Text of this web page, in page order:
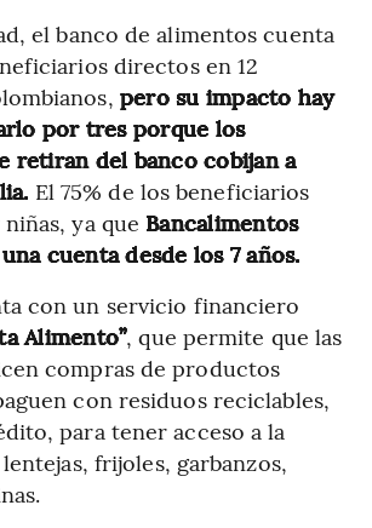
el banco de alimentos cuenta
directos en 12
pero su impacto hay
por tres porque los
retiran del banco cobijan a
El 75% de los beneficiarios
ya que Bancalimentos
cuenta desde los 7 años.
con un servicio financiero
Alimento”, que permite que las
compras de productos
con residuos reciclables,
para tener acceso a la
frijoles, garbanzos,